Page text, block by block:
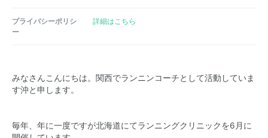
プライバシーポリシ
ー
詳細はこちら
みなさんこんにちは。関西でランニンコーチとして活動していま
す沖と申します。
毎年、年に一度ですが北海道にてランニングクリニックを6月に